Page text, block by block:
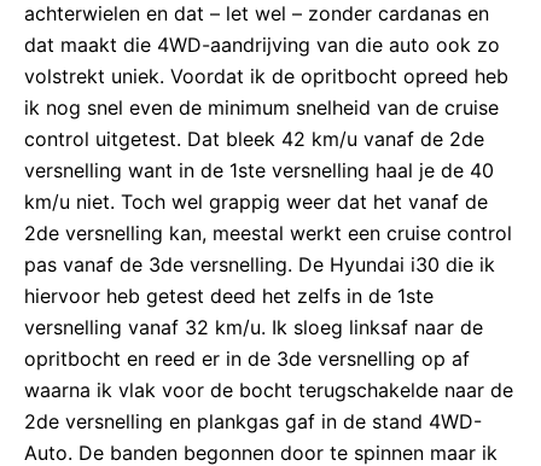
achterwielen en dat – let wel – zonder cardanas en
dat maakt die 4WD-aandrijving van die auto ook zo
volstrekt uniek. Voordat ik de opritbocht opreed heb
ik nog snel even de minimum snelheid van de cruise
control uitgetest. Dat bleek 42 km/u vanaf de 2de
versnelling want in de 1ste versnelling haal je de 40
km/u niet. Toch wel grappig weer dat het vanaf de
2de versnelling kan, meestal werkt een cruise control
pas vanaf de 3de versnelling. De Hyundai i30 die ik
hiervoor heb getest deed het zelfs in de 1ste
versnelling vanaf 32 km/u. Ik sloeg linksaf naar de
opritbocht en reed er in de 3de versnelling op af
waarna ik vlak voor de bocht terugschakelde naar de
2de versnelling en plankgas gaf in de stand 4WD-
Auto. De banden begonnen door te spinnen maar ik